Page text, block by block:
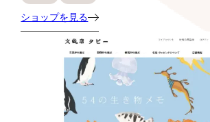
ショップを見る